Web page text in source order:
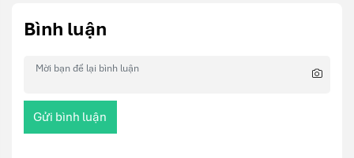
Bình luận
Gửi bình luận